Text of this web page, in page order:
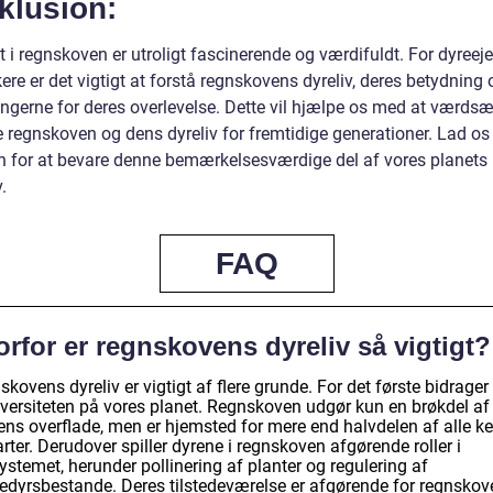
i regnskoven er utroligt fascinerende og værdifuldt. For
er det vigtigt at forstå regnskovens dyreliv, deres betydning
for deres overlevelse. Dette vil hjælpe os med at
regnskoven og dens dyreliv for fremtidige generationer. Lad
for at bevare denne bemærkelsesværdige del af vores planets
FAQ
er regnskovens dyreliv så vigtigt?
dyreliv er vigtigt af flere grunde. For det første
på vores planet. Regnskoven udgør kun en brøkdel af
overflade, men er hjemsted for mere end halvdelen af alle
Derudover spiller dyrene i regnskoven afgørende roller i
herunder pollinering af planter og regulering af
Deres tilstedeværelse er afgørende for